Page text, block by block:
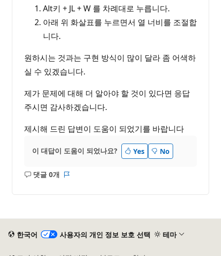
Alt키 + JL + W 를 차례대로 누릅니다.
아래 위 화살표를 누르면서 열 너비를 조절합
니다.
원하시는 것과는 구현 방식이 많이 달라 좀 어색하
실 수 있겠습니다.
제가 문제에 대해 더 알아야 할 것이 있다면 응답
주시면 감사하겠습니다.
제시해 드린 답변이 도움이 되었기를 바랍니다
이 대답이 도움이 되었나요? Yes No
댓글 0개
설
한국어 사용자의 개인 정보 보호 선택 테마